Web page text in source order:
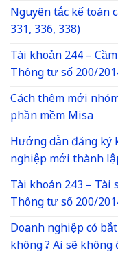
Nguyên tắc kế toán
331, 336, 338)
Tài khoản 244 –
Thông tư số 200/
Cách thêm mới
phần mềm Misa
Hướng dẫn đăng
nghiệp mới thành
Tài khoản 243 –
Thông tư số 200/
Doanh nghiệp có
không ? Ai sẽ